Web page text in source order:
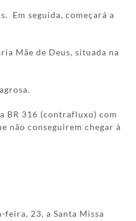
Em seguida, começará a
Mãe de Deus, situada na
BR 316 (contrafluxo) com
não conseguirem chegar à
23, a Santa Missa